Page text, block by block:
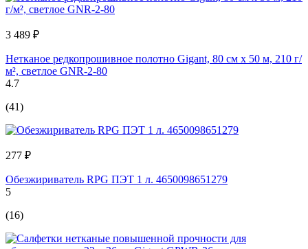
3 489 ₽
Нетканое редкопрошивное полотно Gigant, 80 см х 50 м, 210 г/
м², светлое GNR-2-80
4.7
(41)
277 ₽
Обезжириватель RPG ПЭТ 1 л. 4650098651279
5
(16)